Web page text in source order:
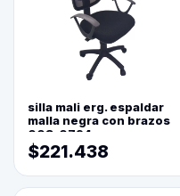
silla mali erg. espaldar
malla negra con brazos
003-0794
$221.438